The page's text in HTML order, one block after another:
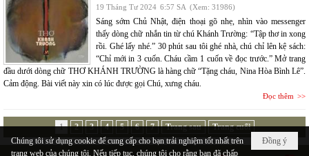
19 Tháng Tư 2024 6:57 SA (Xem: 31986)
Sáng sớm Chủ Nhật, điện thoại gõ nhẹ, nhìn vào messenger
thấy dòng chữ nhắn tin từ chú Khánh Trường: “Tập thơ in xong
rồi. Ghé lấy nhé.” 30 phút sau tôi ghé nhà, chú chỉ lên kệ sách:
“Chỉ mới in 3 cuốn. Cháu cầm 1 cuốn về đọc trước.” Mở trang
đầu dưới dòng chữ THƠ KHÁNH TRƯỜNG là hàng chữ “Tặng cháu, Nina Hòa Bình Lê”.
Cảm động. Bài viết này xin có lúc được gọi Chú, xưng cháu.
Đọc thêm
1 2 3 4 5 6 7 Trang sau Trang cuối
Đồng ý
Chúng tôi sử dụng cookie để cung cấp cho bạn trải nghiệm tốt nhất trên
trang web của chúng tôi. Nếu tiếp tục, chúng tôi cho rằng bạn đã chấp